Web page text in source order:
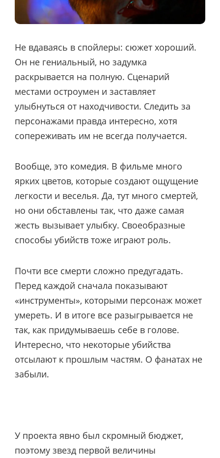
Не вдаваясь в спойлеры: сюжет хороший.
Он не гениальный, но задумка
раскрывается на полную. Сценарий
местами остроумен и заставляет
улыбнуться от находчивости. Следить за
персонажами правда интересно, хотя
сопереживать им не всегда получается.
Вообще, это комедия. В фильме много
ярких цветов, которые создают ощущение
легкости и веселья. Да, тут много смертей,
но они обставлены так, что даже самая
жесть вызывает улыбку. Своеобразные
способы убийств тоже играют роль.
Почти все смерти сложно предугадать.
Перед каждой сначала показывают
«инструменты», которыми персонаж может
умереть. И в итоге все разыгрывается не
так, как придумываешь себе в голове.
Интересно, что некоторые убийства
отсылают к прошлым частям. О фанатах не
забыли.
У проекта явно был скромный бюджет,
поэтому звезд первой величины